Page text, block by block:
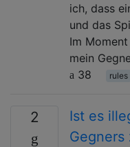
ich, dass
und das
Im
mein
38
rules
2
Ist es
Gegners